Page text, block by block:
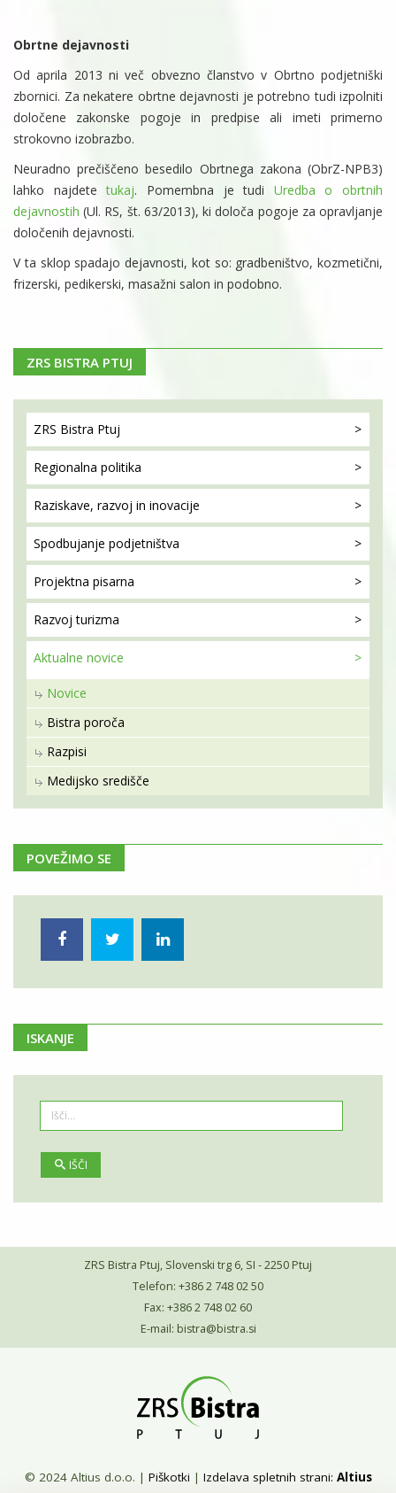
Obrtne dejavnosti
Od aprila 2013 ni več obvezno članstvo v Obrtno podjetniški
zbornici. Za nekatere obrtne dejavnosti je potrebno tudi izpolniti
določene zakonske pogoje in predpise ali imeti primerno
strokovno izobrazbo.
Neuradno prečiščeno besedilo Obrtnega zakona (ObrZ-NPB3)
lahko najdetetukaj. Pomembna je tudi Uredba o obrtnih
dejavnostih (Ul. RS, št. 63/2013), ki določa pogoje za opravljanje
določenih dejavnosti.
V ta sklop spadajo dejavnosti, kot so: gradbeništvo, kozmetični,
frizerski, pedikerski, masažni salon in podobno.
ZRS BISTRA PTUJ
ZRS Bistra Ptuj
Regionalna politika
Raziskave, razvoj in inovacije
Spodbujanje podjetništva
Projektna pisarna
Razvoj turizma
Aktualne novice
Novice
Bistra poroča
Razpisi
Medijsko središče
POVEŽIMO SE
ISKANJE
IŠČI
ZRS Bistra Ptuj, Slovenski trg 6, SI - 2250 Ptuj
Telefon: +386 2 748 02 50
Fax: +386 2 748 02 60
E-mail: bistra@bistra.si
© 2024 Altius d.o.o. | Piškotki | Izdelava spletnih strani: Altius